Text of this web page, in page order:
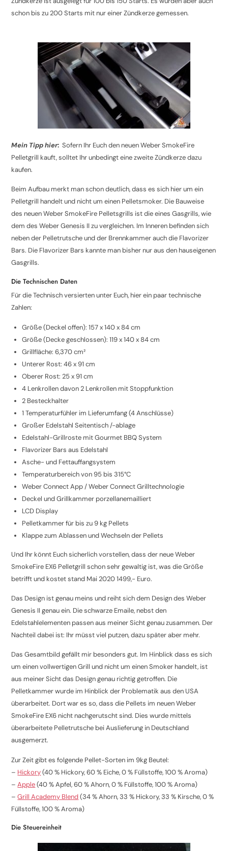
schon bis zu 200 Starts mit nur einer Zündkerze gemessen.
Mein Tipp hier: Sofern Ihr Euch den neuen Weber SmokeFire
Pelletgrill kauft, solltet Ihr unbedingt eine zweite Zündkerze dazu
kaufen.
Beim Aufbau merkt man schon deutlich, dass es sich hier um ein
Pelletgrill handelt und nicht um einen Pelletsmoker. Die Bauweise
des neuen Weber SmokeFire Pelletsgrills ist die eines Gasgrills, wie
dem des Weber Genesis II zu vergleichen. Im Inneren befinden sich
neben der Pelletrutsche und der Brennkammer auch die Flavorizer
Bars. Die Flavorizer Bars kannte man bisher nur aus den hauseigenen
Gasgrills.
Die Technischen Daten
Für die Technisch versierten unter Euch, hier ein paar technische
Zahlen:
Größe (Deckel offen): 157 x 140 x 84 cm
Größe (Decke geschlossen): 119 x 140 x 84 cm
Grillfläche: 6,370 cm²
Unterer Rost: 46 x 91 cm
Oberer Rost: 25 x 91 cm
4 Lenkrollen davon 2 Lenkrollen mit Stoppfunktion
2 Besteckhalter
1 Temperaturfühler im Lieferumfang (4 Anschlüsse)
Großer Edelstahl Seitentisch /-ablage
Edelstahl-Grillroste mit Gourmet BBQ System
Flavorizer Bars aus Edelstahl
Asche- und Fettauffangsystem
Temperaturbereich von 95 bis 315°C
Weber Connect App / Weber Connect Grilltechnologie
Deckel und Grillkammer porzellanemailliert
LCD Display
Pelletkammer für bis zu 9 kg Pellets
Klappe zum Ablassen und Wechseln der Pellets
Und Ihr könnt Euch sicherlich vorstellen, dass der neue Weber
SmokeFire EX6 Pelletgrill schon sehr gewaltig ist, was die Größe
betrifft und kostet stand Mai 2020 1499,- Euro.
Das Design ist genau meins und reiht sich dem Design des Weber
Genesis II genau ein. Die schwarze Emaile, nebst den
Edelstahlelementen passen aus meiner Sicht genau zusammen. Der
Nachteil dabei ist: Ihr müsst viel putzen, dazu später aber mehr.
Das Gesamtbild gefällt mir besonders gut. Im Hinblick dass es sich
um einen vollwertigen Grill und nicht um einen Smoker handelt, ist
aus meiner Sicht das Design genau richtig getroffen. Die
Pelletkammer wurde im Hinblick der Problematik aus den USA
überarbeitet. Dort war es so, dass die Pellets im neuen Weber
SmokeFire EX6 nicht nachgerutscht sind. Dies wurde mittels
überarbeitete Pelletrutsche bei Auslieferung in Deutschland
ausgemerzt.
Zur Zeit gibt es folgende Pellet-Sorten im 9kg Beutel:
– Hickory(40 % Hickory, 60 % Eiche, 0 % Füllstoffe, 100 % Aroma)
–Apple(40 % Apfel, 60 % Ahorn, 0 % Füllstoffe, 100 % Aroma)
–Grill Academy Blend(34 % Ahorn, 33 % Hickory, 33 % Kirsche, 0 %
Füllstoffe, 100 % Aroma)
Die Steuereinheit